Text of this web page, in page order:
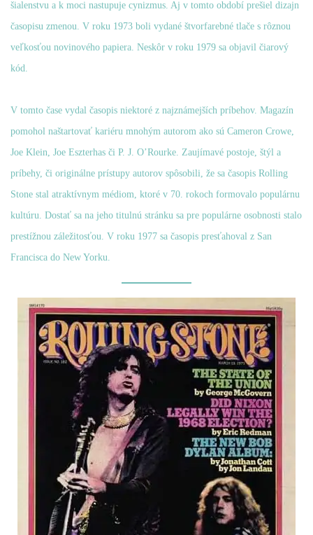
šialenstvu a k moci nastupuje cynizmus. Aj v tomto období prešiel dizajn
časopisu zmenou. V roku 1973 boli vydané štvorfarebné tlače s rôznou
veľkosťou novinového papiera. Neskôr v roku 1979 sa objavil čiarový
kód.
V tomto čase vydal časopis niektoré z najznámejších príbehov. Magazín
pomohol naštartovať kariéru mnohým autorom ako sú Cameron Crowe,
Joe Klein, Joe Eszterhas či P. J. O’Rourke. Zaujímavé postoje, štýl a
príbehy, či originálne prístupy autorov spôsobili, že sa časopis Rolling
Stone stal atraktívnym médiom, ktoré v 70. rokoch formovalo populárnu
kultúru. Dostať sa na jeho titulnú stránku sa pre populárne osobnosti stalo
prestížnou záležitosťou. V roku 1977 sa časopis presťahoval z San
Francisca do New Yorku.